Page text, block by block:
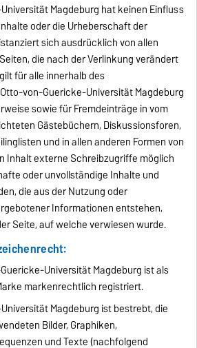
Magdeburg hat keinen Einfluss
oder die Urheberschaft der
sich ausdrücklich von allen
die nach der Verlinkung verändert
für alle innerhalb des
von-Guericke-Universität Magdeburg
sowie für Fremdeinträge in vom
Gästebüchern, Diskussionsforen,
und in allen anderen Formen von
Inhalt externe Schreibzugriffe möglich
oder unvollständige Inhalte und
die aus der Nutzung oder
Informationen entstehen,
Seite, auf welche verwiesen wurde.
Universität Magdeburg ist als
markenrechtlich registriert.
Magdeburg ist bestrebt, die
Bilder, Graphiken,
und Texte (nachfolgend